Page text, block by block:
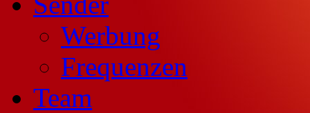
Werbung
Frequenzen
Team